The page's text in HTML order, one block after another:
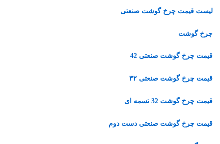
لیست قیمت چرخ گوشت صنعتی
چرخ گوشت
قیمت چرخ گوشت صنعتی 42
قیمت چرخ گوشت صنعتی ۳۲
قیمت چرخ گوشت 32 تسمه ای
قیمت چرخ گوشت صنعتی دست دوم